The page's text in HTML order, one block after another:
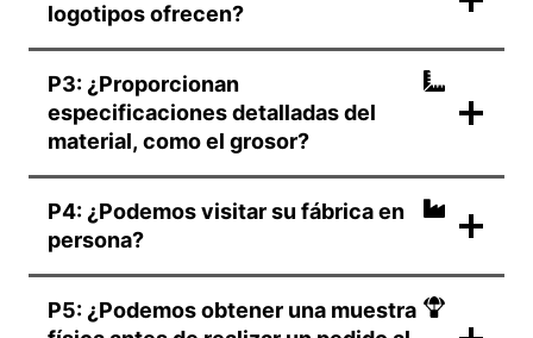
logotipos ofrecen?
P3: ¿Proporcionan
especificaciones detalladas del
material, como el grosor?
P4: ¿Podemos visitar su fábrica en
persona?
P5: ¿Podemos obtener una muestra